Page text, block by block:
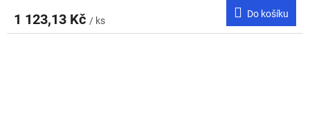
1 123,13 Kč / ks
Do košíku